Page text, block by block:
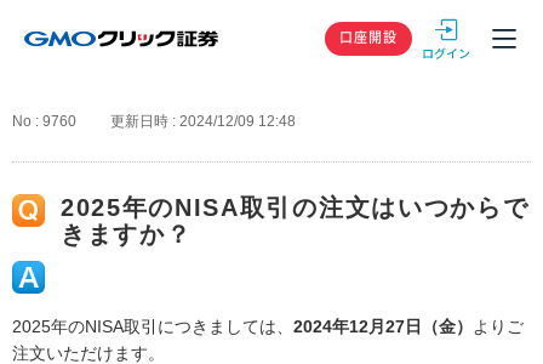
GMOクリック
口座開設
No : 9760 更新日時 : 2024/12/09 12:48
2025年のNISA取引の注文はいつからで
きますか？
2025年のNISA取引につきましては、 2024年12月27日（金）
よりご
注文いただけます。